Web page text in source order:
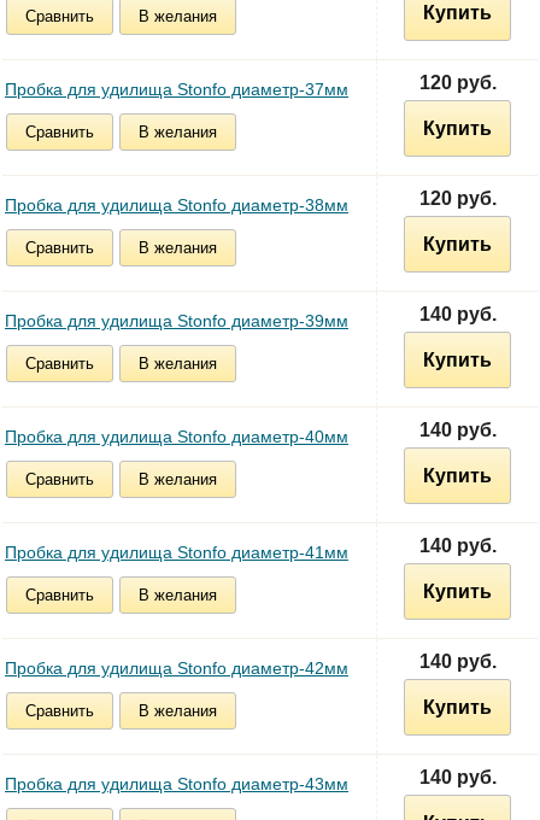
Сравнить В желания Купить
Пробка для удилища Stonfo диаметр-37мм
Сравнить В желания
120 руб.
Купить
Пробка для удилища Stonfo диаметр-38мм
Сравнить В желания
120 руб.
Купить
Пробка для удилища Stonfo диаметр-39мм
Сравнить В желания
140 руб.
Купить
Пробка для удилища Stonfo диаметр-40мм
Сравнить В желания
140 руб.
Купить
Пробка для удилища Stonfo диаметр-41мм
Сравнить В желания
140 руб.
Купить
Пробка для удилища Stonfo диаметр-42мм
Сравнить В желания
140 руб.
Купить
Пробка для удилища Stonfo диаметр-43мм 140 руб.